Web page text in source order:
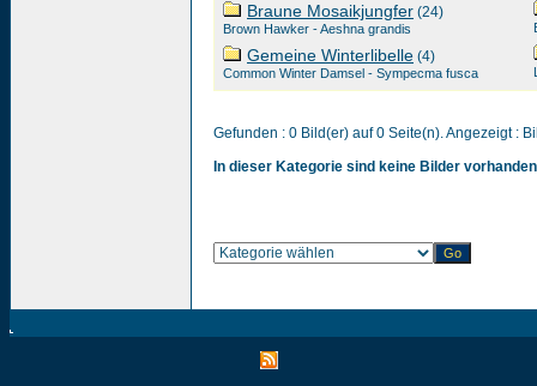
Braune Mosaikjungfer (24)
Brown Hawker - Aeshna grandis
Gemeine Winterlibelle (4)
Common Winter Damsel - Sympecma fusca
Gefunden : 0 Bild(er) auf 0 Seite(n). Angezeigt :
In dieser Kategorie sind keine Bilder